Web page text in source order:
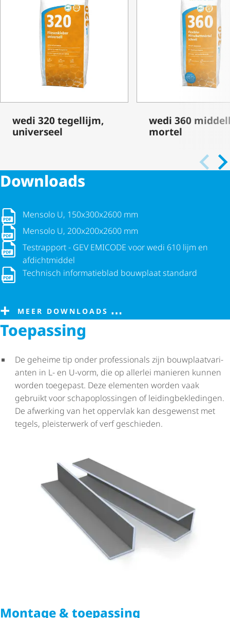
wedi 320 tegellijm,
universeel
wedi 360
mortel
Downloads
Mensolo U, 150x300x2600 mm
Mensolo U, 150x300x2600 mm
Mensolo U, 200x200x2600 mm
Mensolo U, 200x200x2600 mm
Testrapport - GEV EMICODE voor wedi 610 lijm en
afdichtmiddel
Testrapport - GEV EMICODE voor wedi 610 lijm en
Technisch informatieblad bouwplaat standard
Technisch informatieblad bouwplaat standard
MEER DOWNLOADS
Toepassing
De geheime tip onder professionals zijn bouw­plaat­va­ri­
anten in L- en U-vorm, die op allerlei manieren kunnen
worden toegepast. Deze elementen worden vaak
gebruikt voor schapo­p­los­singen of leiding­be­kle­dingen.
De afwerking van het oppervlak kan desgewenst met
tegels, pleisterwerk of verf geschieden.
Montage & toepassing